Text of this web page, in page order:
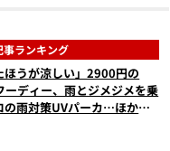
事ランキング
ほうが涼しい」2900円の
ディー、雨とジメジメを乗
の雨対策UVパーカ…ほか
事ランキングベスト3】